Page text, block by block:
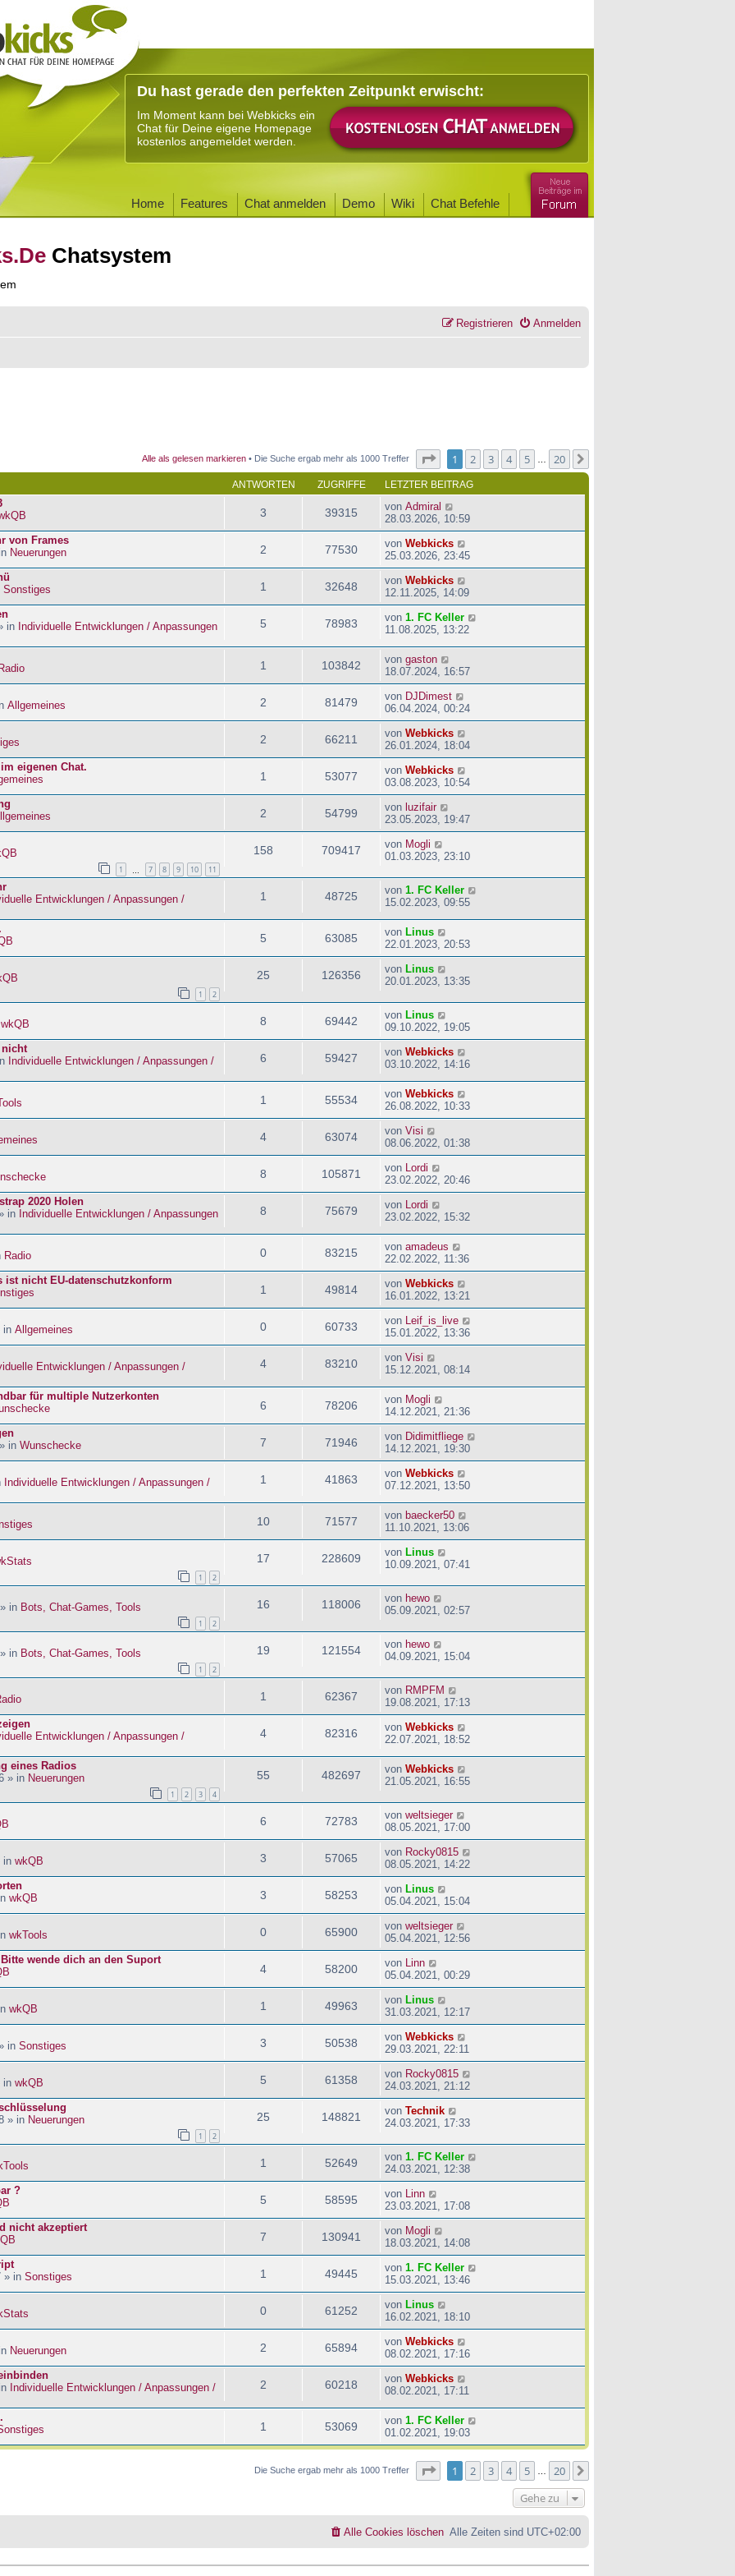
Du hast gerade den perfekten Zeitpunkt erwischt:
Im Moment kann bei Webkicks ein
Chat für Deine eigene Homepage
kostenlos angemeldet werden.
Home Features Chat anmelden Demo Wiki Chat Befehle
Chatsystem
Anmelden
Registrieren
Alle als gelesen markieren • Die Suche ergab mehr als 1000 Treffer Seite von20
1 2 3 4 5 20
ANTWORTEN ZUGRIFFE LETZTER BEITRAG
3 39315 von Admiral
28.03.2026, 10:59
von Frames
Neuerungen 2 77530 von Webkicks
25.03.2026, 23:45
Sonstiges 1 32648 von Webkicks
12.11.2025, 14:09
in Individuelle Entwicklungen / Anpassungen
5 78983 von 1. FC Keller
11.08.2025, 13:22
Radio 1 103842 von gaston
18.07.2024, 16:57
Allgemeines 2 81479 von DJDimest
06.04.2024, 00:24
2 66211 von Webkicks
26.01.2024, 18:04
eigenen Chat.
1 53077 von Webkicks
03.08.2023, 10:54
2 54799 von luzifair
23.05.2023, 19:47
1 7 8 9 10 11
158 709417 von Mogli
01.03.2023, 23:10
Entwicklungen / Anpassungen /
1 48725 von 1. FC Keller
15.02.2023, 09:55
5 63085 von Linus
22.01.2023, 20:53
1 2
25 126356 von Linus
20.01.2023, 13:35
wkQB 8 69442 von Linus
09.10.2022, 19:05
Individuelle Entwicklungen / Anpassungen /
6 59427 von Webkicks
03.10.2022, 14:16
1 55534 von Webkicks
26.08.2022, 10:33
4 63074 von Visi
08.06.2022, 01:38
8 105871 von Lordi
23.02.2022, 20:46
2020 Holen
in Individuelle Entwicklungen / Anpassungen
8 75679 von Lordi
23.02.2022, 15:32
Radio 0 83215 von amadeus
22.02.2022, 11:36
nicht EU-datenschutzkonform
1 49814 von Webkicks
16.01.2022, 13:21
in Allgemeines 0 60733 von Leif_is_live
15.01.2022, 13:36
Entwicklungen / Anpassungen /
4 83210 von Visi
15.12.2021, 08:14
für multiple Nutzerkonten
6 78206 von Mogli
14.12.2021, 21:36
in Wunschecke 7 71946 von Didimitfliege
14.12.2021, 19:30
Individuelle Entwicklungen / Anpassungen /
1 41863 von Webkicks
07.12.2021, 13:50
10 71577 von baecker50
11.10.2021, 13:06
1 2
17 228609 von Linus
10.09.2021, 07:41
in Bots, Chat-Games, Tools
1 2
16 118006 von hewo
05.09.2021, 02:57
in Bots, Chat-Games, Tools
1 2
19 121554 von hewo
04.09.2021, 15:04
1 62367 von RMPFM
19.08.2021, 17:13
Entwicklungen / Anpassungen /
4 82316 von Webkicks
22.07.2021, 18:52
eines Radios
» in Neuerungen
1 2 3 4
55 482697 von Webkicks
21.05.2021, 16:55
6 72783 von weltsieger
08.05.2021, 17:00
in wkQB 3 57065 von Rocky0815
08.05.2021, 14:22
wkQB 3 58253 von Linus
05.04.2021, 15:04
wkTools 0 65900 von weltsieger
05.04.2021, 12:56
wende dich an den Suport
4 58200 von Linn
05.04.2021, 00:29
wkQB 1 49963 von Linus
31.03.2021, 12:17
in Sonstiges 3 50538 von Webkicks
29.03.2021, 22:11
in wkQB 5 61358 von Rocky0815
24.03.2021, 21:12
» in Neuerungen
1 2
25 148821 von Technik
24.03.2021, 17:33
1 52649 von 1. FC Keller
24.03.2021, 12:38
?
5 58595 von Linn
23.03.2021, 17:08
nicht akzeptiert
7 130941 von Mogli
18.03.2021, 14:08
» in Sonstiges 1 49445 von 1. FC Keller
15.03.2021, 13:46
0 61252 von Linus
16.02.2021, 18:10
Neuerungen 2 65894 von Webkicks
08.02.2021, 17:16
Individuelle Entwicklungen / Anpassungen /
2 60218 von Webkicks
08.02.2021, 17:11
1 53069 von 1. FC Keller
01.02.2021, 19:03
Die Suche ergab mehr als 1000 Treffer Seite von20
1 2 3 4 5 20
Gehe zu
Alle Zeiten sind UTC+02:00
Alle Cookies löschen